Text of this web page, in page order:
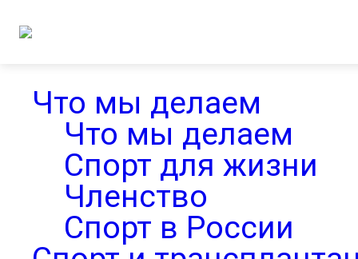
Что мы делаем
Что мы делаем
Спорт для жизни
Членство
Спорт в России